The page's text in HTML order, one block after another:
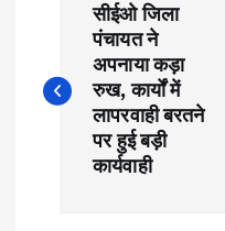
s
सीईओ जिला
पंचायत ने
अपनाया कड़ा
रुख, कार्यों में
लापरवाही बरतने
पर हुई बड़ी
कार्यवाही